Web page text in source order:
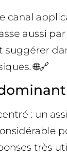
canal
aussi
suggérer
🌐🔗
: un
très